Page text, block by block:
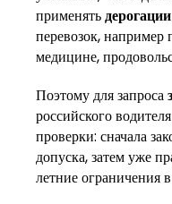
применятьдерогации
перевозок, например
медицине,
Поэтому для запроса
российского
проверки: сначала
допуска, затем уже
летние ограничения